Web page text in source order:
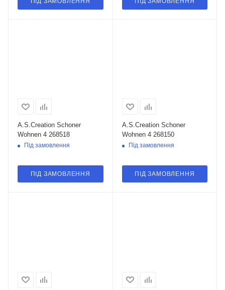
A.S.Creation Schoner
Wohnen 4 268518
Під замовлення
ПІД ЗАМОВЛЕННЯ
A.S.Creation Schoner
Wohnen 4 268150
Під замовлення
ПІД ЗАМОВЛЕННЯ